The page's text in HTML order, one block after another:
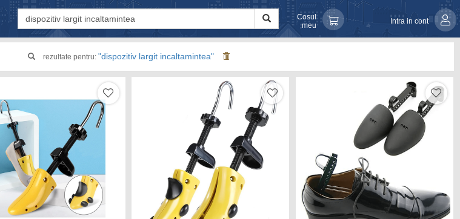
Cosul
meu
Intra in cont
rezultate pentru: "dispozitiv largit incaltamintea"